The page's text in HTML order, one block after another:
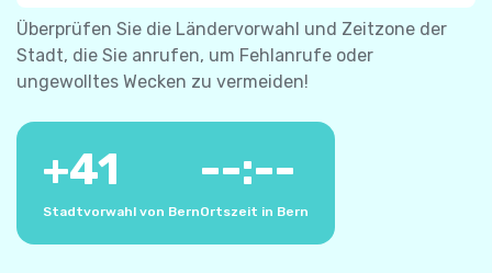
Überprüfen Sie die Ländervorwahl und Zeitzone der
Stadt, die Sie anrufen, um Fehlanrufe oder
ungewolltes Wecken zu vermeiden!
+41
Stadtvorwahl von Bern
--:--
Ortszeit in Bern